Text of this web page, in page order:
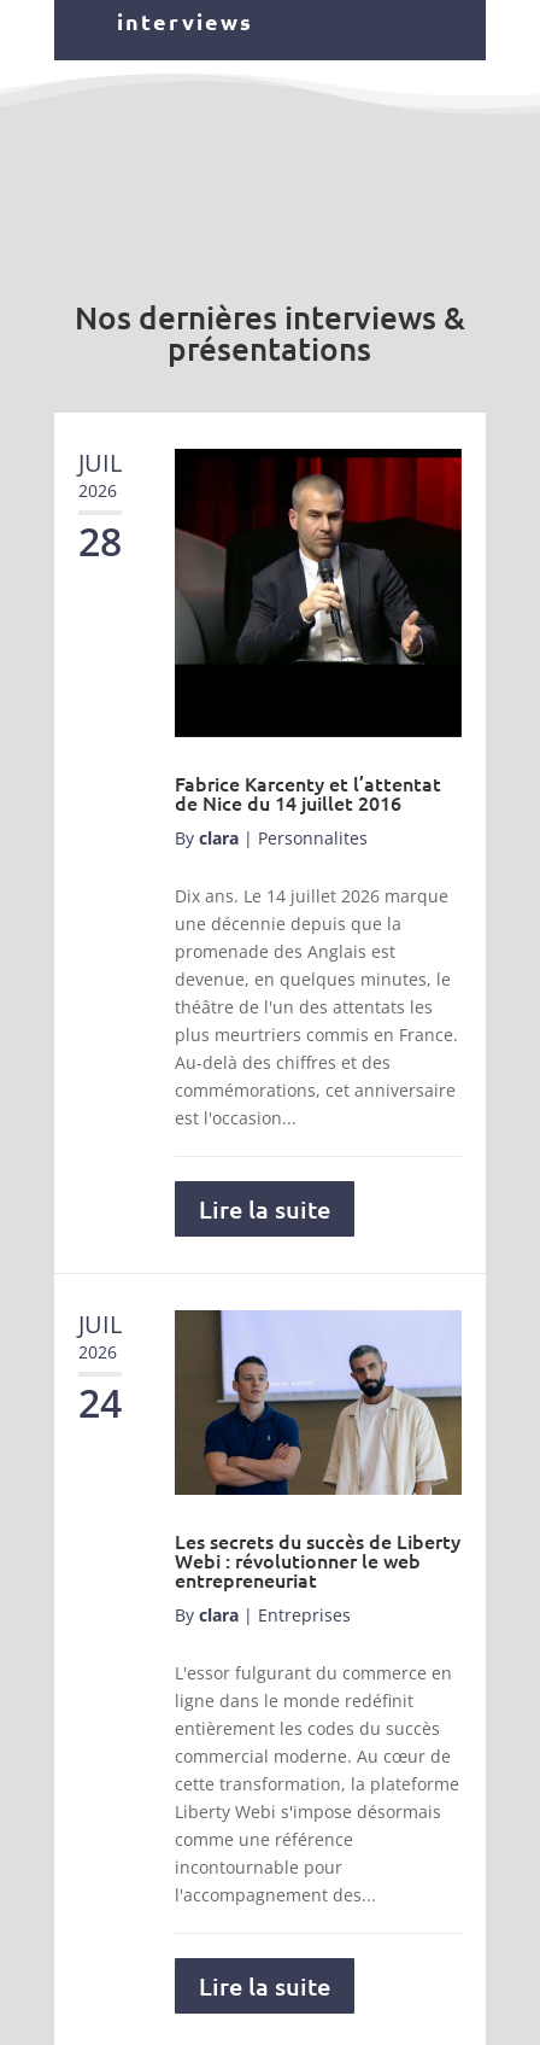
interviews
Nos dernières interviews &
présentations
JUIL
2026
28
Fabrice Karcenty et l’attentat
de Nice du 14 juillet 2016
By clara| Personnalites
Dix ans. Le 14 juillet 2026 marque
une décennie depuis que la
promenade des Anglais est
devenue, en quelques minutes, le
théâtre de l'un des attentats les
plus meurtriers commis en France.
Au-delà des chiffres et des
commémorations, cet anniversaire
est l'occasion...
Lire la suite
JUIL
2026
24
Les secrets du succès de Liberty
Webi : révolutionner le web
entrepreneuriat
By clara| Entreprises
L'essor fulgurant du commerce en
ligne dans le monde redéfinit
entièrement les codes du succès
commercial moderne. Au cœur de
cette transformation, la plateforme
Liberty Webi s'impose désormais
comme une référence
incontournable pour
l'accompagnement des...
Lire la suite